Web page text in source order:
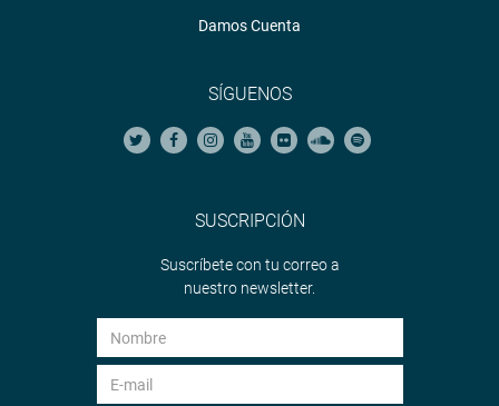
Damos Cuenta
SÍGUENOS
SUSCRIPCIÓN
Suscríbete con tu correo a
nuestro newsletter.